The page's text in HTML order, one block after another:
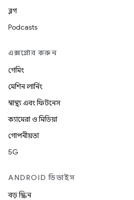
ব্লগ
Podcasts
এক্সপ্লোর করুন
গেমিং
মেশিন লার্নিং
স্বাস্থ্য এবং ফিটনেস
ক্যামেরা ও মিডিয়া
গোপনীয়তা
5G
ANDROID ডিভাইস
বড় স্ক্রিন